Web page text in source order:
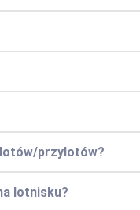
przylotów?
lotnisku?